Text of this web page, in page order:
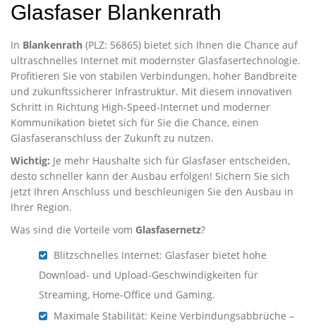
Glasfaser Blankenrath
In Blankenrath (PLZ: 56865) bietet sich Ihnen die Chance auf
ultraschnelles Internet mit modernster Glasfasertechnologie.
Profitieren Sie von stabilen Verbindungen, hoher Bandbreite
und zukunftssicherer Infrastruktur. Mit diesem innovativen
Schritt in Richtung High-Speed-Internet und moderner
Kommunikation bietet sich für Sie die Chance, einen
Glasfaseranschluss der Zukunft zu nutzen.
Wichtig: Je mehr Haushalte sich für Glasfaser entscheiden,
desto schneller kann der Ausbau erfolgen! Sichern Sie sich
jetzt Ihren Anschluss und beschleunigen Sie den Ausbau in
Ihrer Region.
Was sind die Vorteile vom Glasfasernetz?
Blitzschnelles Internet: Glasfaser bietet hohe
Download- und Upload-Geschwindigkeiten für
Streaming, Home-Office und Gaming.
Maximale Stabilität: Keine Verbindungsabbrüche –